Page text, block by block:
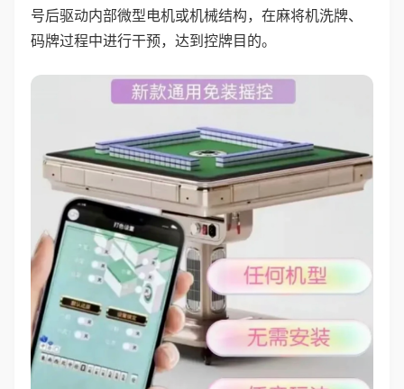
号后驱动内部微型电机或机械结构，在麻将机洗牌、
码牌过程中进行干预，达到控牌目的。